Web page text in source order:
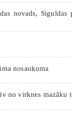
novads, Siguldas
nosaukuma
no virknes mazāku